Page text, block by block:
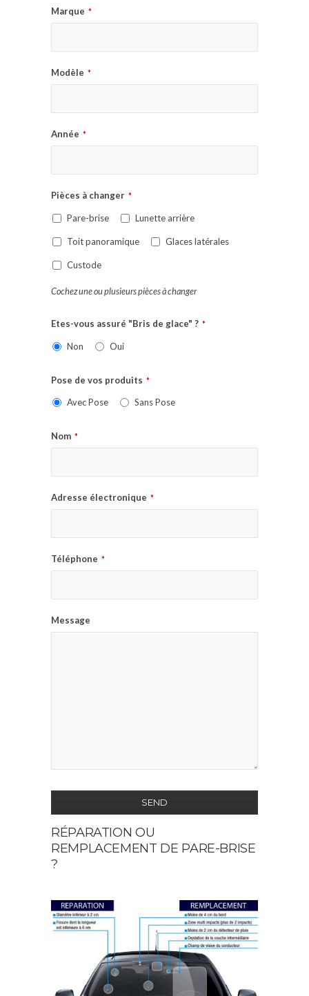
Marque *
Modèle *
Année *
Pièces à changer *
Pare-brise Lunette arrière
Toit panoramique Glaces latérales
Custode
Cochez une ou plusieurs pièces à changer
Etes-vous assuré "Bris de glace" ? *
Non Oui
Pose de vos produits *
Avec Pose Sans Pose
Nom *
Adresse électronique *
Téléphone *
Message
SEND
This
field
should
left
blank
RÉPARATION OU
REMPLACEMENT DE PARE-BRISE
?